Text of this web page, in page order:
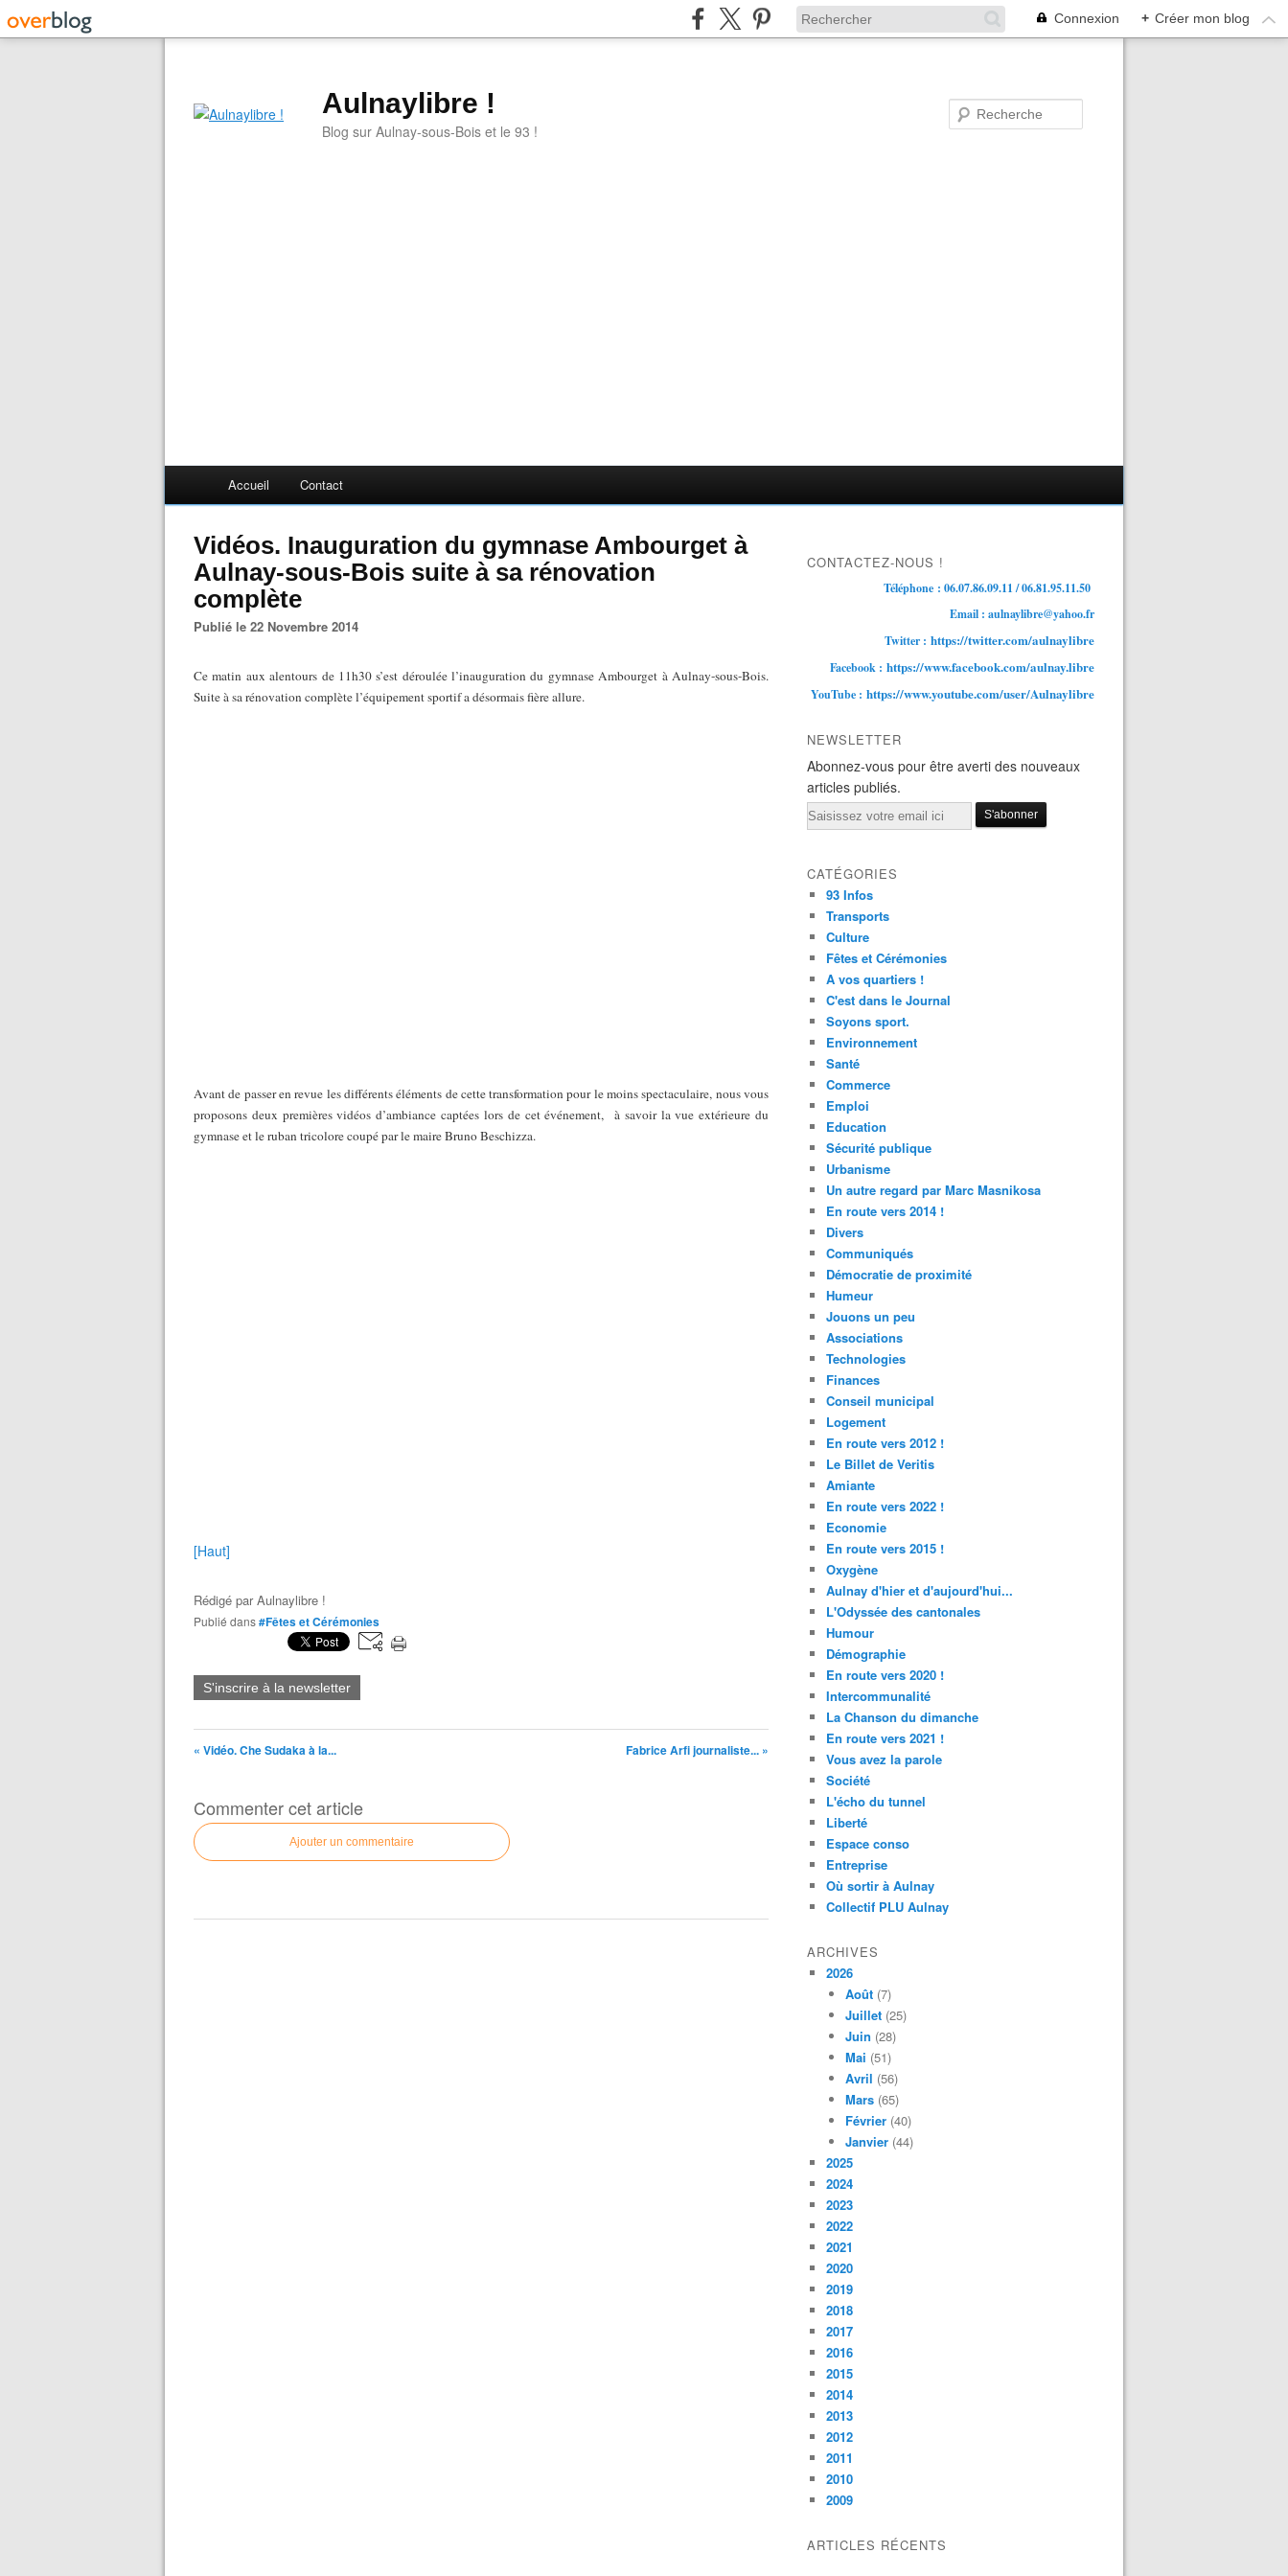
Connexion + Créer mon blog
Aulnaylibre !
Blog sur Aulnay-sous-Bois et le 93 !
Accueil Contact
Vidéos. Inauguration du gymnase Ambourget à
Aulnay-sous-Bois suite à sa rénovation
complète
Publié le 22 Novembre 2014
Ce matin aux alentours de 11h30 s’est déroulée l’inauguration du gymnase Ambourget à Aulnay-sous-Bois.
Suite à sa rénovation complète l’équipement sportif a désormais fière allure.
Avant de passer en revue les différents éléments de cette transformation pour le moins spectaculaire, nous vous
proposons deux premières vidéos d’ambiance captées lors de cet événement, à savoir la vue extérieure du
gymnase et le ruban tricolore coupé par le maire Bruno Beschizza.
[Haut]
Rédigé parAulnaylibre !
Publié dans#Fêtes et Cérémonies
S'inscrire à la newsletter
« Vidéo. Che Sudaka à la... Fabrice Arfi journaliste... »
Commenter cet article
Ajouter un commentaire
CONTACTEZ-NOUS !
Téléphone : 06.07.86.09.11 / 06.81.95.11.50
Email : aulnaylibre@yahoo.fr
Twitter : https://twitter.com/aulnaylibre
Facebook : https://www.facebook.com/aulnay.libre
YouTube : https://www.youtube.com/user/Aulnaylibre
NEWSLETTER
Abonnez-vous pour être averti des nouveaux
articles publiés.
Email
CATÉGORIES
93 Infos
Transports
Culture
Fêtes et Cérémonies
A vos quartiers !
C'est dans le Journal
Soyons sport.
Environnement
Santé
Commerce
Emploi
Education
Sécurité publique
Urbanisme
Un autre regard par Marc Masnikosa
En route vers 2014 !
Divers
Communiqués
Démocratie de proximité
Humeur
Jouons un peu
Associations
Technologies
Finances
Conseil municipal
Logement
En route vers 2012 !
Le Billet de Veritis
Amiante
En route vers 2022 !
Economie
En route vers 2015 !
Oxygène
Aulnay d'hier et d'aujourd'hui...
L'Odyssée des cantonales
Humour
Démographie
En route vers 2020 !
Intercommunalité
La Chanson du dimanche
En route vers 2021 !
Vous avez la parole
Société
L'écho du tunnel
Liberté
Espace conso
Entreprise
Où sortir à Aulnay
Collectif PLU Aulnay
ARCHIVES
2026
Août (7)
Juillet (25)
Juin (28)
Mai (51)
Avril (56)
Mars (65)
Février (40)
Janvier (44)
2025
2024
2023
2022
2021
2020
2019
2018
2017
2016
2015
2014
2013
2012
2011
2010
2009
ARTICLES RÉCENTS